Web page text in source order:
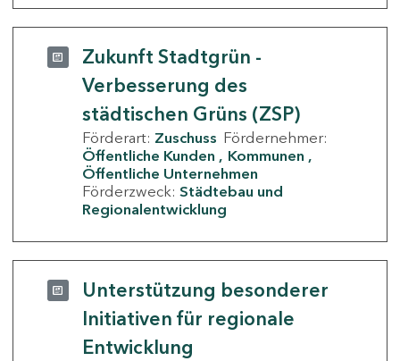
Zukunft Stadtgrün -
Verbesserung des
städtischen Grüns (ZSP)
Förderart: Zuschuss Fördernehmer:
Öffentliche Kunden
Kommunen
Öffentliche Unternehmen
Förderzweck: Städtebau und
Regionalentwicklung
Unterstützung besonderer
Initiativen für regionale
Entwicklung